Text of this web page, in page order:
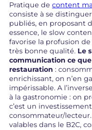
Pratique decontent
consiste à se
publiés, en proposant
essence, le slow
favorise la profusion
très bonne qualité. Le
communication ce
restauration :
enrichissant, on n’en
impérissable. A
à la gastronomie : on
c’est un
consommateur/
valables dans le B2C,